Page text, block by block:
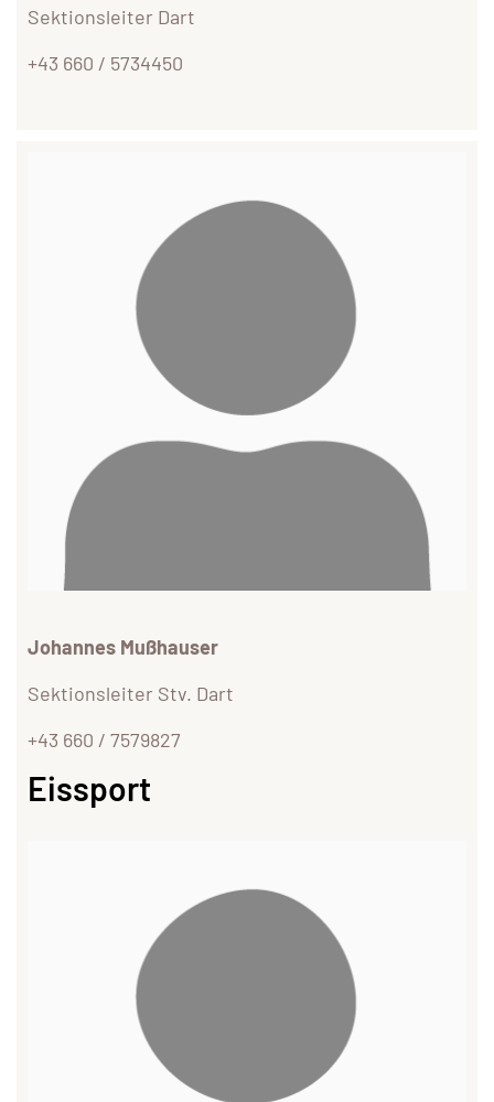
Sektionsleiter Dart
+43 660 / 5734450
Johannes Mußhauser
Sektionsleiter Stv. Dart
+43 660 / 7579827
Eissport